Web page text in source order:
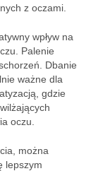
z oczami.
wpływ na
Palenie
Dbanie
ważne dla
gdzie
oczu.
można
lepszym